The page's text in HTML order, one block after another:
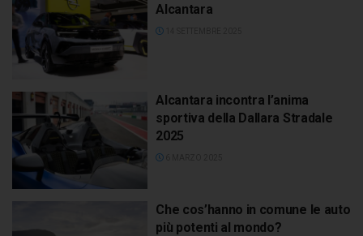
Alcantara
Alcantara incontra l’anima
sportiva della Dallara Stradale
2025
Che cos’hanno in comune le auto
più potenti al mondo?